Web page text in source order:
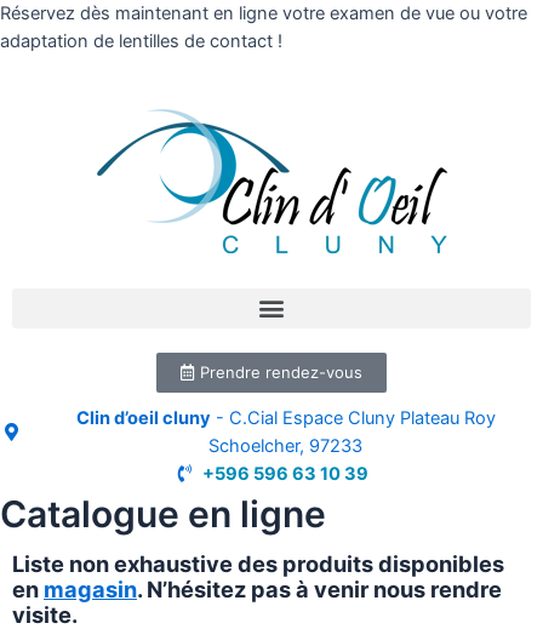
Réservez dès maintenant en ligne votre examen de vue ou votre
adaptation de lentilles de contact !
Prendre rendez-vous
Clin d’oeil cluny- C.Cial Espace Cluny Plateau Roy
Schoelcher, 97233
+596 596 63 10 39
Catalogue en ligne
Liste non exhaustive des produits disponibles
en magasin. N’hésitez pas à venir nous rendre
visite.